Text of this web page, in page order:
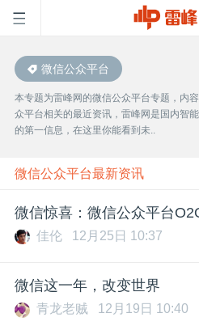
首
页
雷
峰
公
微信公众平台
本专题为雷峰网的微信公众平台专题，内
众平台相关的最近资讯，雷峰网是国内智
的第一信息，在这里你能看到未..
微信公众平台最新资讯
微信惊喜：微信公众平台
佳伦 12月25日 10:37
微信这一年，改变世界
青龙老贼 12月19日 10:40